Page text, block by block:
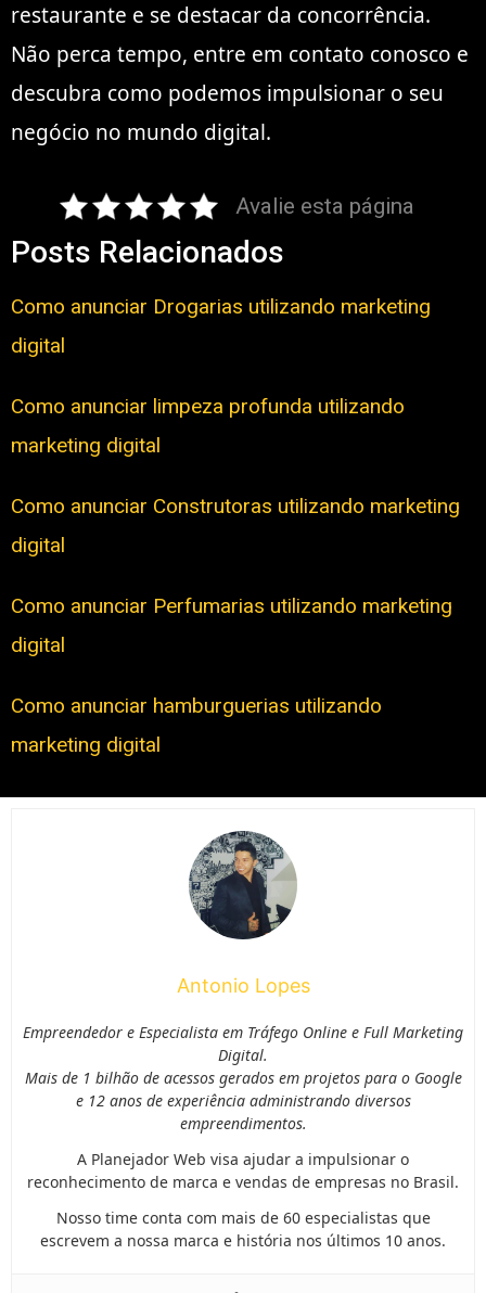
restaurante e se destacar da concorrência.
Não perca tempo, entre em contato conosco e
descubra como podemos impulsionar o seu
negócio no mundo digital.
Avalie esta página
Posts Relacionados
Como anunciar Drogarias utilizando marketing
digital
Como anunciar limpeza profunda utilizando
marketing digital
Como anunciar Construtoras utilizando marketing
digital
Como anunciar Perfumarias utilizando marketing
digital
Como anunciar hamburguerias utilizando
marketing digital
Antonio Lopes
Empreendedor e Especialista em Tráfego Online e Full Marketing
Digital.
Mais de 1 bilhão de acessos gerados em projetos para o Google
e 12 anos de experiência administrando diversos
empreendimentos.
A Planejador Web visa ajudar a impulsionar o
reconhecimento de marca e vendas de empresas no Brasil.
Nosso time conta com mais de 60 especialistas que
escrevem a nossa marca e história nos últimos 10 anos.